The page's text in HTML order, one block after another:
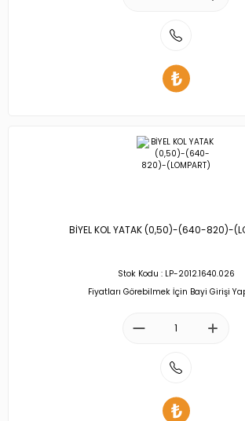
BİYEL KOL YATAK (0,50)-(640-820)-
Stok Kodu : LP-2012.1640.026
Fiyatları Görebilmek İçin Bayi Girişi